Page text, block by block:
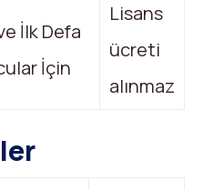
İlk Defa
İçin
Lisans
ücreti
alınmaz